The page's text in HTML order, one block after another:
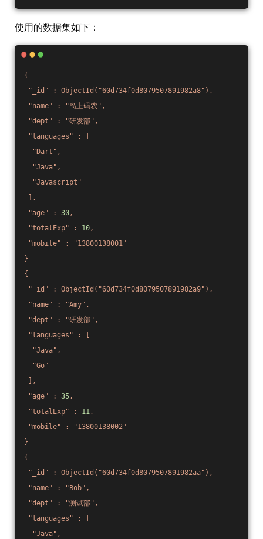
使用的数据集如下：
{
"_id"
:
ObjectId("60d734f0d8079507891982a8"),
"name"
: "岛上码农" ,
"dept"
: "研发部" ,
"languages"
:
"Dart" ,
"Java" ,
"Javascript"
],
"age"
: 30,
"totalExp"
: 10,
"mobile"
:
"13800138001"
}
{
"_id"
:
ObjectId("60d734f0d8079507891982a9"),
"name"
: "Amy" ,
"dept"
: "研发部" ,
"languages"
:
"Java" ,
"Go"
],
"age"
: 35,
"totalExp"
: 11,
"mobile"
:
"13800138002"
}
{
"_id"
:
ObjectId("60d734f0d8079507891982aa"),
"name"
: "Bob" ,
"dept"
: "测试部" ,
"languages"
:
"Java" ,